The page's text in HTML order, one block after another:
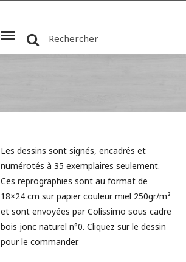
Rechercher
Les dessins sont signés, encadrés et
numérotés à 35 exemplaires seulement.
Ces reprographies sont au format de
18×24 cm sur papier couleur miel 250gr/m²
et sont envoyées par Colissimo sous cadre
bois jonc naturel n°0. Cliquez sur le dessin
pour le commander.